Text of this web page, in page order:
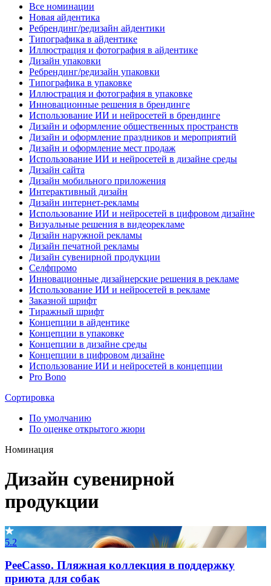
Все номинации
Новая айдентика
Ребрендинг/редизайн айдентики
Типографика в айдентике
Иллюстрация и фотография в айдентике
Дизайн упаковки
Ребрендинг/редизайн упаковки
Типографика в упаковке
Иллюстрация и фотография в упаковке
Инновационные решения в брендинге
Использование ИИ и нейросетей в брендинге
Дизайн и оформление общественных пространств
Дизайн и оформление праздников и мероприятий
Дизайн и оформление мест продаж
Использование ИИ и нейросетей в дизайне среды
Дизайн сайта
Дизайн мобильного приложения
Интерактивный дизайн
Дизайн интернет-рекламы
Использование ИИ и нейросетей в цифровом дизайне
Визуальные решения в видеорекламе
Дизайн наружной рекламы
Дизайн печатной рекламы
Дизайн сувенирной продукции
Селфпромо
Инновационные дизайнерские решения в рекламе
Использование ИИ и нейросетей в рекламе
Заказной шрифт
Тиражный шрифт
Концепции в айдентике
Концепции в упаковке
Концепции в дизайне среды
Концепции в цифровом дизайне
Использование ИИ и нейросетей в концепции
Pro Bono
Сортировка
По умолчанию
По оценке открытого жюри
Номинация
Дизайн сувенирной
продукции
5.2
PeeCasso. Пляжная коллекция в поддержку
приюта для собак